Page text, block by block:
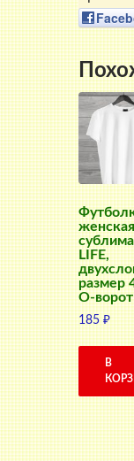
LIFE,
размер
О-ворот
185₽
В